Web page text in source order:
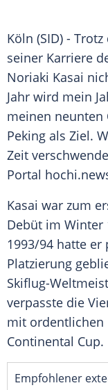
Köln (SID) -
seiner Karriere
Noriaki Kasai
Jahr wird mein
meinen neunten
Peking als Ziel.
Zeit
Portal
Kasai war zum
Debüt im Winter
1993/94 hatte er
Platzierung
Skiflug-
verpasste die
mit ordentlichen
Continental Cup.
Empfohlener